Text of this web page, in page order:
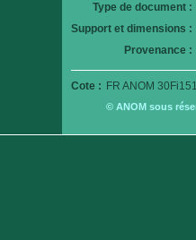
Type de document :
Support et dimensions :
Provenance :
Cote : FR ANOM
© ANOM sous